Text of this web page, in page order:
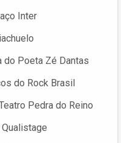
Inter
Poeta Zé Dantas
do Rock Brasil
Pedra do Reino